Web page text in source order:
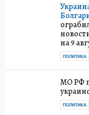
на 9
ПОЛИТИКА
МО РФ
ПОЛИТИКА